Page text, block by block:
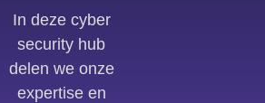
In deze cyber
security hub
delen we onze
expertise en